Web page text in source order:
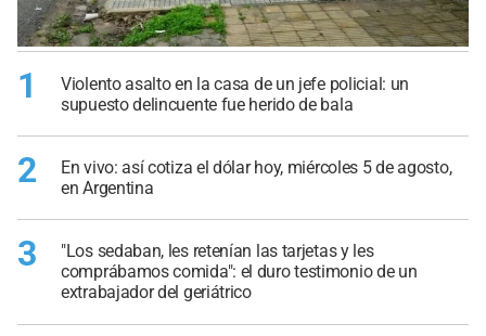
1
Violento asalto en la casa de un jefe policial: un
supuesto delincuente fue herido de bala
2
En vivo: así cotiza el dólar hoy, miércoles 5 de agosto,
en Argentina
3
"Los sedaban, les retenían las tarjetas y les
comprábamos comida": el duro testimonio de un
extrabajador del geriátrico